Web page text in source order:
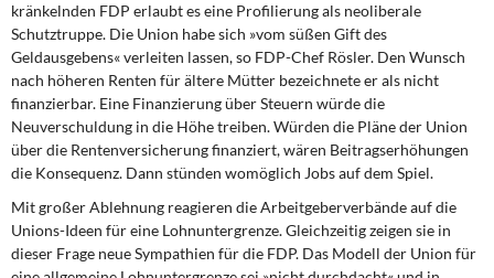
kränkelnden FDP erlaubt es eine Profilierung als neoliberale
Schutztruppe. Die Union habe sich »vom süßen Gift des
Geldausgebens« verleiten lassen, so FDP-Chef Rösler. Den Wunsch
nach höheren Renten für ältere Mütter bezeichnete er als nicht
finanzierbar. Eine Finanzierung über Steuern würde die
Neuverschuldung in die Höhe treiben. Würden die Pläne der Union
über die Rentenversicherung finanziert, wären Beitragserhöhungen
die Konsequenz. Dann stünden womöglich Jobs auf dem Spiel.
Mit großer Ablehnung reagieren die Arbeitgeberverbände auf die
Unions-Ideen für eine Lohnuntergrenze. Gleichzeitig zeigen sie in
dieser Frage neue Sympathien für die FDP. Das Modell der Union für